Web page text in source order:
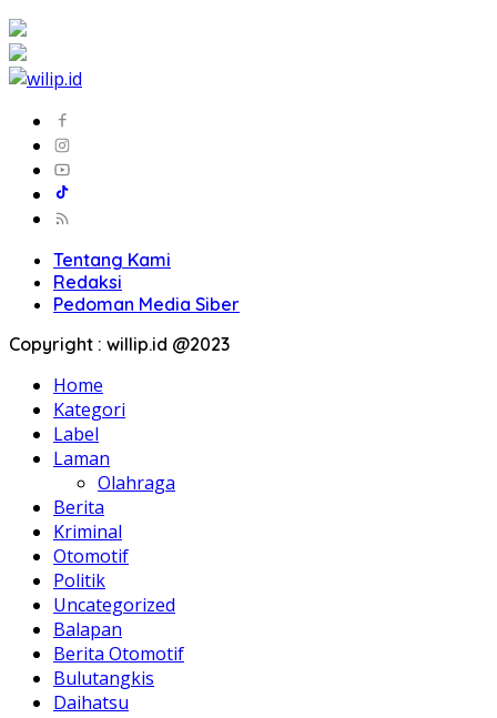
Tentang Kami
Redaksi
Pedoman Media Siber
Copyright : willip.id @2023
Home
Kategori
Label
Laman
Olahraga
Berita
Kriminal
Otomotif
Politik
Uncategorized
Balapan
Berita Otomotif
Bulutangkis
Daihatsu